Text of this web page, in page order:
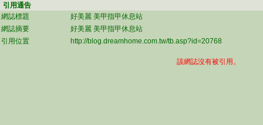
引用通告
網誌標題
好美麗 美甲指甲休息站
網誌摘要
好美麗 美甲指甲休息站
引用位置
http://blog.dreamhome.com.tw/tb.asp?id=20768
該網誌沒有被引用。